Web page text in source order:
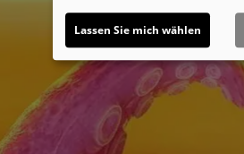
Lassen Sie mich wählen